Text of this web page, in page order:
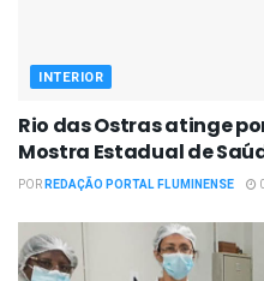
INTERIOR
Rio das Ostras atinge
Mostra Estadual de
PORREDAÇÃO PORTAL FLUMINENSE